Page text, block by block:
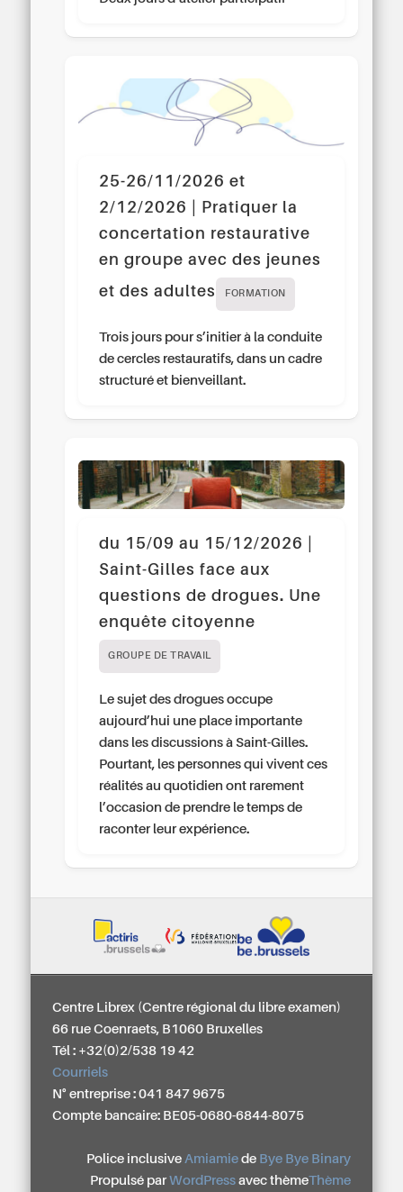
25-26/11/2026 et
2/12/2026 | Pratiquer la
concertation restaurative
en groupe avec des jeunes
et des adultes
FORMATION
Trois jours pour s’initier à la conduite
de cercles restauratifs, dans un cadre
structuré et bienveillant.
du 15/09 au 15/12/2026 |
Saint-Gilles face aux
questions de drogues. Une
enquête citoyenne
GROUPE DE TRAVAIL
Le sujet des drogues occupe
aujourd’hui une place importante
dans les discussions à Saint-Gilles.
Pourtant, les personnes qui vivent ces
réalités au quotidien ont rarement
l’occasion de prendre le temps de
raconter leur expérience.
Centre Librex (Centre régional du libre examen)
66 rue Coenraets, B1060 Bruxelles
Tél : +32(0)2/538 19 42
Courriels
N° entreprise : 041 847 9675
Compte bancaire: BE05-0680-6844-8075
Police inclusive Amiamiede Bye Bye Binary
Propulsé par WordPressavec thèmeThème